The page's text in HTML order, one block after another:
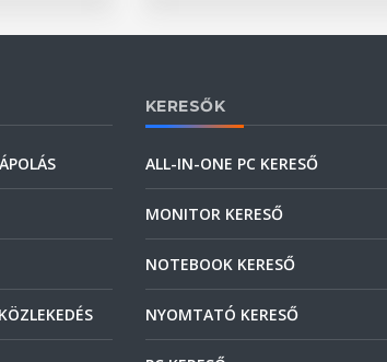
KERESŐK
ALL-IN-ONE PC KERESŐ
MONITOR KERESŐ
NOTEBOOK KERESŐ
NYOMTATÓ KERESŐ